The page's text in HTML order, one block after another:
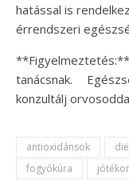
hatással is
érrendszeri
tanácsnak.
konzultálj
antioxidánsok
fogyókúra